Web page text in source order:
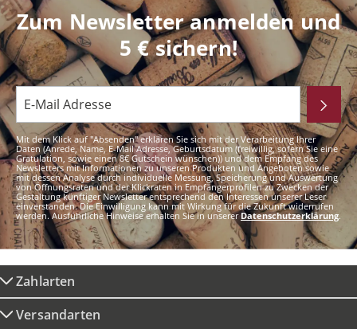
Zum Newsletter anmelden und
5 € sichern!
Mit dem Klick auf "Absenden" erklären Sie sich mit der Verarbeitung Ihrer
Daten (Anrede, Name, E-Mail Adresse, Geburtsdatum (freiwillig, sofern Sie eine
Gratulation, sowie einen 8€ Gutschein wünschen)) und dem Empfang des
Newsletters mit Informationen zu unseren Produkten und Angeboten sowie
mit dessen Analyse durch individuelle Messung, Speicherung und Auswertung
von Öffnungsraten und der Klickraten in Empfängerprofilen zu Zwecken der
Gestaltung künftiger Newsletter entsprechend den Interessen unserer Leser
einverstanden. Die Einwilligung kann mit Wirkung für die Zukunft widerrufen
werden. Ausführliche Hinweise erhalten Sie in unsererDatenschutzerklärung.
Zahlarten
Versandarten